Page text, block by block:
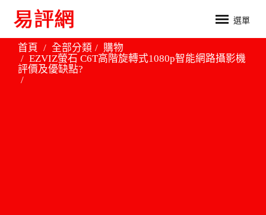
選單
首頁 全部分類
購物
EZVIZ螢石 C6T高階旋轉式1080p智能網路攝影機
評價及優缺點?